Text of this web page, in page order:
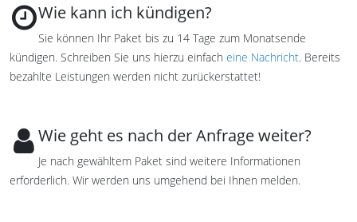
Wie kann ich kündigen?
Sie können Ihr Paket bis zu 14 Tage zum Monatsende
kündigen. Schreiben Sie uns hierzu einfach eine Nachricht. Bereits
bezahlte Leistungen werden nicht zurückerstattet!
Wie geht es nach der Anfrage weiter?
Je nach gewähltem Paket sind weitere Informationen
erforderlich. Wir werden uns umgehend bei Ihnen melden.